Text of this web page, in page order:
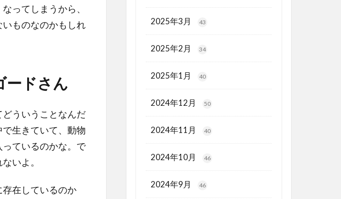
ってしまうから、
ものなのかもしれ
ードさん
ういうことなんだ
生きていて、動物
ているのかな。で
いよ。
在しているのか
2025年3月 43
2025年2月 34
2025年1月 40
2024年12月 50
2024年11月 40
2024年10月 46
2024年9月 46